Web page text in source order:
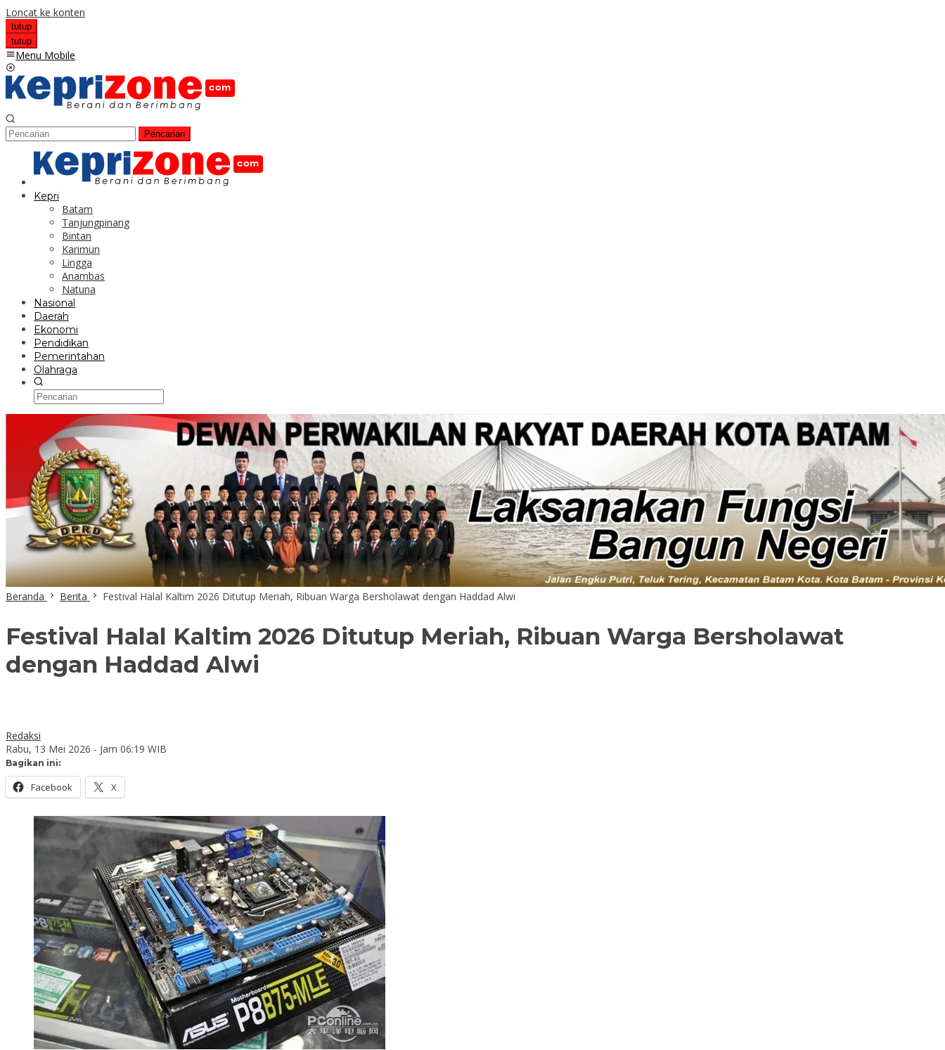
Loncat ke konten
tutup
tutup
Menu Mobile
Pencarian
Kepri
Batam
Tanjungpinang
Bintan
Karimun
Lingga
Anambas
Natuna
Nasional
Daerah
Ekonomi
Pendidikan
Pemerintahan
Olahraga
Beranda Berita Festival Halal Kaltim 2026 Ditutup Meriah, Ribuan Warga Bersholawat dengan Haddad Alwi
Festival Halal Kaltim 2026 Ditutup Meriah, Ribuan Warga Bersholawat
dengan Haddad Alwi
Redaksi
Rabu, 13 Mei 2026 - Jam 06:19 WIB
Bagikan ini:
Facebook X